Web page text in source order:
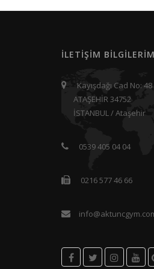
İLETİŞİM
Kayışdağı Cad No:
ATAŞEHİR 34752
İSTANBUL / Ataşehir
0539 405 04 04
0216 577 46 66